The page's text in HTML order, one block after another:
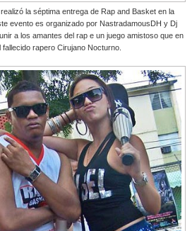
la séptima entrega de Rap and Basket en la
evento es organizado por NastradamousDH y Dj
a los amantes del rap e un juego amistoso que en
rapero Cirujano Nocturno.